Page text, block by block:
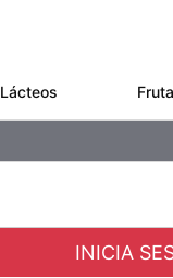
Lácteos
INICIA